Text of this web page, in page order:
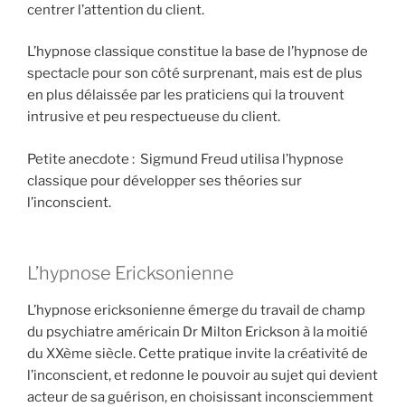
centrer l’attention du client.
L’hypnose classique constitue la base de l’hypnose de
spectacle pour son côté surprenant, mais est de plus
en plus délaissée par les praticiens qui la trouvent
intrusive et peu respectueuse du client.
Petite anecdote : Sigmund Freud utilisa l’hypnose
classique pour développer ses théories sur
l’inconscient.
L’hypnose Ericksonienne
L’hypnose ericksonienne émerge du travail de champ
du psychiatre américain Dr Milton Erickson à la moitié
du XXème siècle. Cette pratique invite la créativité de
l’inconscient, et redonne le pouvoir au sujet qui devient
acteur de sa guérison, en choisissant inconsciemment